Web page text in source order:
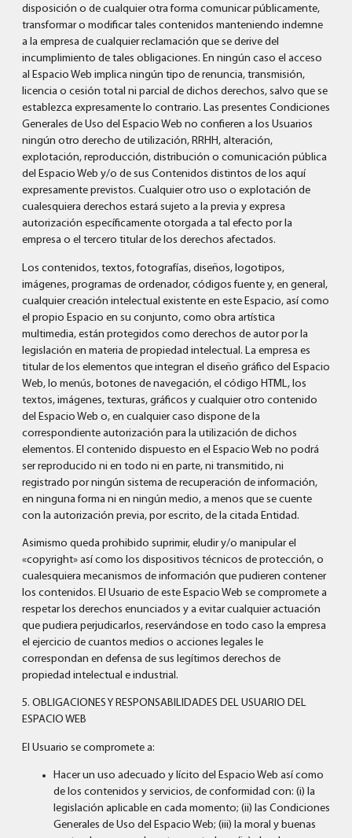
disposición o de cualquier otra forma comunicar públicamente,
transformar o modificar tales contenidos manteniendo indemne
a la empresa de cualquier reclamación que se derive del
incumplimiento de tales obligaciones. En ningún caso el acceso
al Espacio Web implica ningún tipo de renuncia, transmisión,
licencia o cesión total ni parcial de dichos derechos, salvo que se
establezca expresamente lo contrario. Las presentes Condiciones
Generales de Uso del Espacio Web no confieren a los Usuarios
ningún otro derecho de utilización, RRHH, alteración,
explotación, reproducción, distribución o comunicación pública
del Espacio Web y/o de sus Contenidos distintos de los aquí
expresamente previstos. Cualquier otro uso o explotación de
cualesquiera derechos estará sujeto a la previa y expresa
autorización específicamente otorgada a tal efecto por la
empresa o el tercero titular de los derechos afectados.
Los contenidos, textos, fotografías, diseños, logotipos,
imágenes, programas de ordenador, códigos fuente y, en general,
cualquier creación intelectual existente en este Espacio, así como
el propio Espacio en su conjunto, como obra artística
multimedia, están protegidos como derechos de autor por la
legislación en materia de propiedad intelectual. La empresa es
titular de los elementos que integran el diseño gráfico del Espacio
Web, lo menús, botones de navegación, el código HTML, los
textos, imágenes, texturas, gráficos y cualquier otro contenido
del Espacio Web o, en cualquier caso dispone de la
correspondiente autorización para la utilización de dichos
elementos. El contenido dispuesto en el Espacio Web no podrá
ser reproducido ni en todo ni en parte, ni transmitido, ni
registrado por ningún sistema de recuperación de información,
en ninguna forma ni en ningún medio, a menos que se cuente
con la autorización previa, por escrito, de la citada Entidad.
Asimismo queda prohibido suprimir, eludir y/o manipular el
«copyright» así como los dispositivos técnicos de protección, o
cualesquiera mecanismos de información que pudieren contener
los contenidos. El Usuario de este Espacio Web se compromete a
respetar los derechos enunciados y a evitar cualquier actuación
que pudiera perjudicarlos, reservándose en todo caso la empresa
el ejercicio de cuantos medios o acciones legales le
correspondan en defensa de sus legítimos derechos de
propiedad intelectual e industrial.
5. OBLIGACIONES Y RESPONSABILIDADES DEL USUARIO DEL
ESPACIO WEB
El Usuario se compromete a:
Hacer un uso adecuado y lícito del Espacio Web así como
de los contenidos y servicios, de conformidad con: (i) la
legislación aplicable en cada momento; (ii) las Condiciones
Generales de Uso del Espacio Web; (iii) la moral y buenas